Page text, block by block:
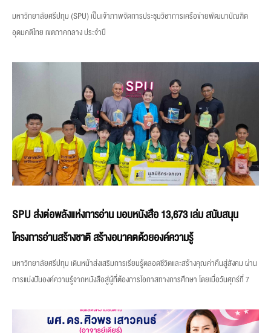
มหาวิทยาลัยศรีปทุม (SPU) เป็นเจ้าภาพจัดการประชุมวิชาการเครือข่ายพัฒนาบัณฑิต
อุดมคติไทย เขตภาคกลาง ประจำปี
SPU ส่งต่อพลังแห่งการอ่าน มอบหนังสือ 13,673 เล่ม สนับสนุน
โครงการอ่านสร้างชาติ สร้างอนาคตด้วยองค์ความรู้
มหาวิทยาลัยศรีปทุม เดินหน้าส่งเสริมการเรียนรู้ตลอดชีวิตและสร้างคุณค่าคืนสู่สังคม ผ่าน
การแบ่งปันองค์ความรู้จากหนังสือสู่ผู้ที่ต้องการโอกาสทางการศึกษา โดยเมื่อวันศุกร์ที่ 7